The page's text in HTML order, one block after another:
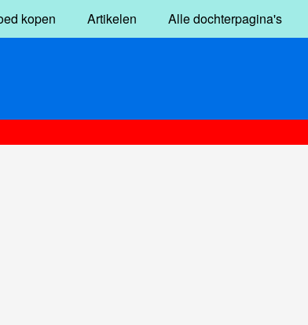
kopen Artikelen Alle dochterpagina's